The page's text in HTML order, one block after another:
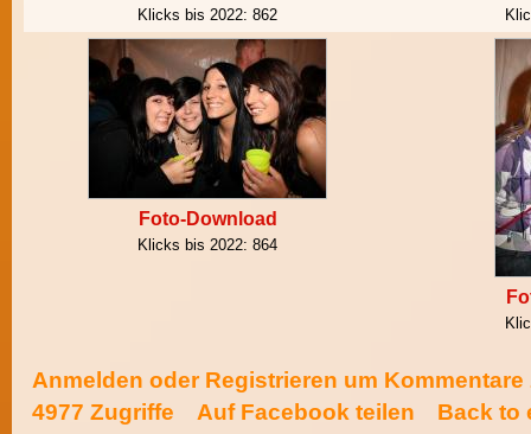
Klicks bis 2022: 862
Foto-Download
Klicks bis 2022: 864
Anmelden oder Registrieren um
4977 Zugriffe
Auf Facebook teilen Back to